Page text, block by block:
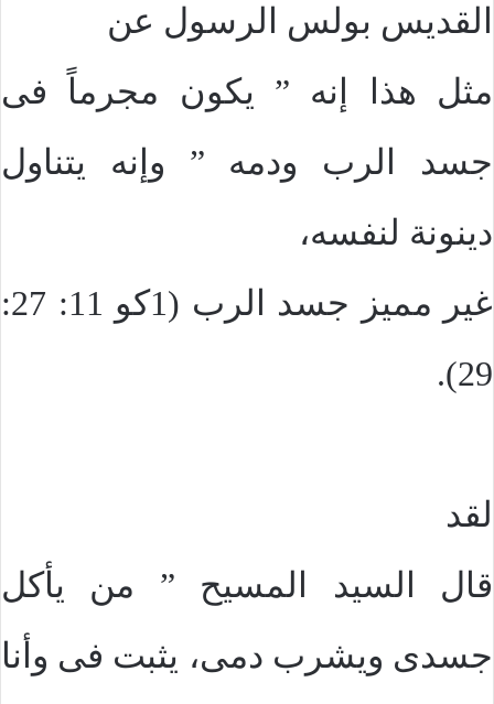
القديس بولس الرسول عن
مثل هذا إنه ” يكون مجرماً فى
جسد الرب ودمه ” وإنه يتناول
دينونة لنفسه،
غير مميز جسد الرب (1كو 11: 27:
29).
لقد
قال السيد المسيح ” من يأكل
جسدى ويشرب دمى، يثبت فى وأنا